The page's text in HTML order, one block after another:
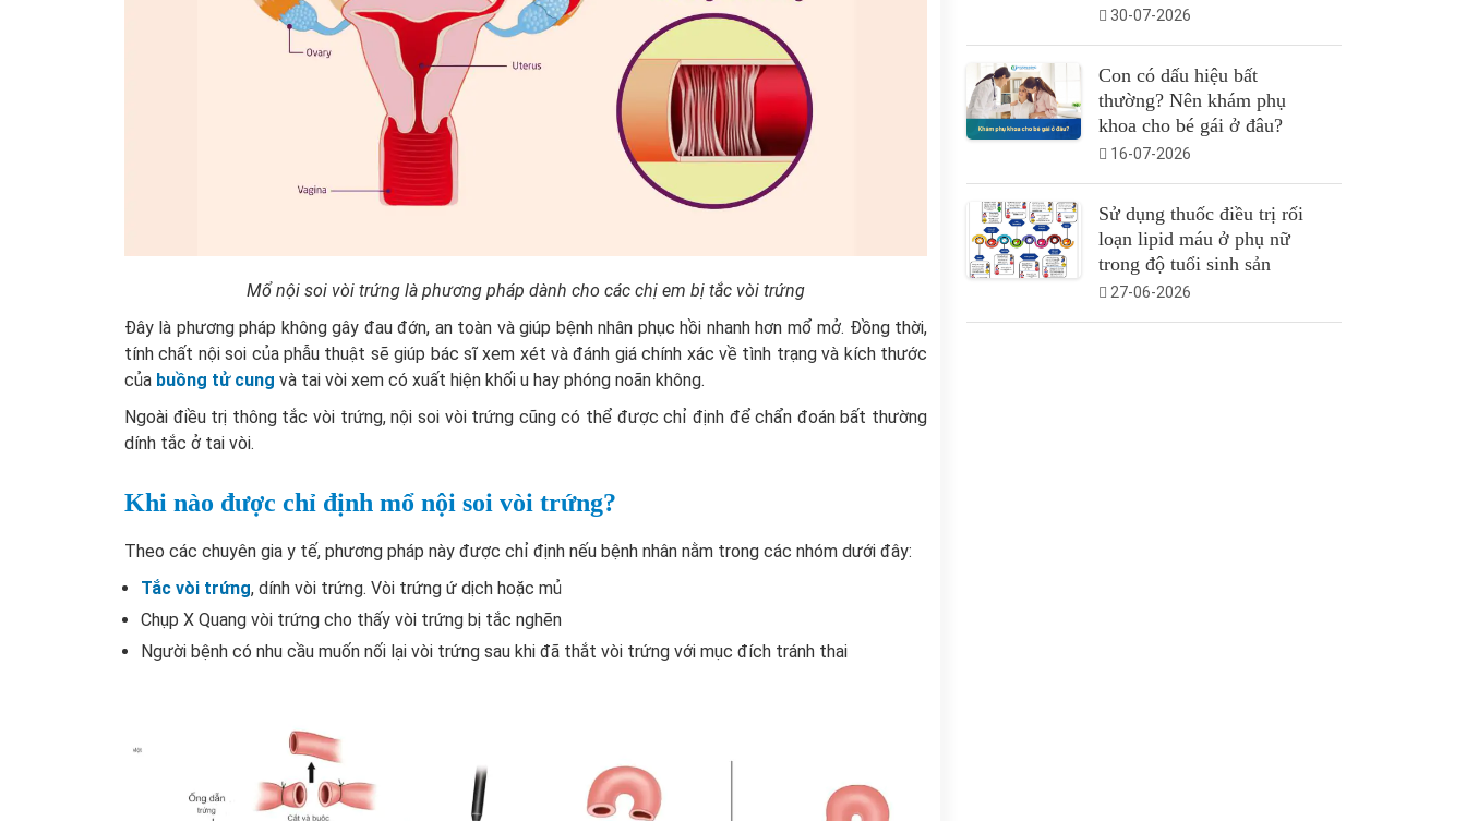
Mổ nội soi vòi trứng là phương pháp dành cho các chị em bị tắc vòi trứng
Đây là phương pháp không gây đau đớn, an toàn và giúp bệnh nhân phục hồi nhanh hơn mổ mở. Đồng thời,
tính chất nội soi của phẫu thuật sẽ giúp bác sĩ xem xét và đánh giá chính xác về tình trạng và kích thước
của buồng tử cung và tai vòi xem có xuất hiện khối u hay phóng noãn không.
Ngoài điều trị thông tắc vòi trứng, nội soi vòi trứng cũng có thể được chỉ định để chẩn đoán bất thường
dính tắc ở tai vòi.
Khi nào được chỉ định mổ nội soi vòi trứng?
Theo các chuyên gia y tế, phương pháp này được chỉ định nếu bệnh nhân nằm trong các nhóm dưới đây:
Tắc vòi trứng, dính vòi trứng. Vòi trứng ứ dịch hoặc mủ
Chụp X Quang vòi trứng cho thấy vòi trứng bị tắc nghẽn
Người bệnh có nhu cầu muốn nối lại vòi trứng sau khi đã thắt vòi trứng với mục đích tránh thai
30-07-2026
Con có dấu hiệu bất
thường? Nên khám phụ
khoa cho bé gái ở đâu?
16-07-2026
Sử dụng thuốc điều trị rối
loạn lipid máu ở phụ nữ
trong độ tuổi sinh sản
27-06-2026